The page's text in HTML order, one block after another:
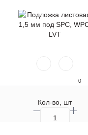
0
Кол-во, шт